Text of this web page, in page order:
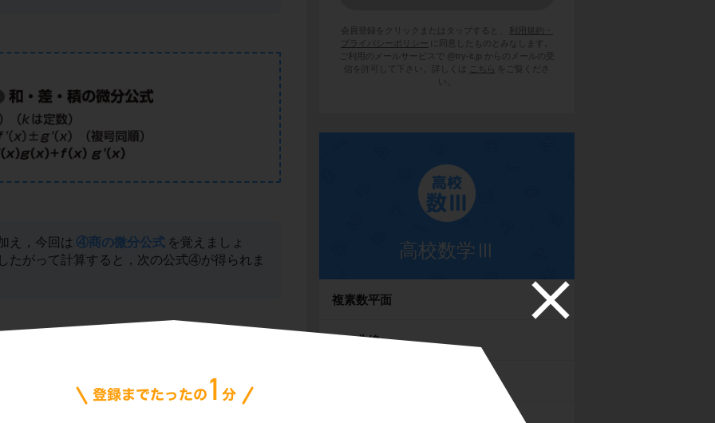
え，今回は ④商の微分公式 を覚えましょ
たがって計算すると，次の公式④が得られま
会員登録をクリックまたはタップすると、
利用規約・
プライバシーポリシー
に同意したものとみなします。
ご利用のメールサービスで @try-it.jp からのメールの受
信を許可して下さい。詳しくは
こちら
をご覧くださ
い。
高校数学Ⅲ
複素数平面
式と曲線